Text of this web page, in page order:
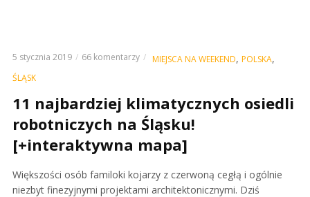
5 stycznia 2019 66 komentarzy MIEJSCA NA WEEKEND, POLSKA,
ŚLĄSK
11 najbardziej klimatycznych osiedli
robotniczych na Śląsku!
[+interaktywna mapa]
Większości osób familoki kojarzy z czerwoną cegłą i ogólnie
niezbyt finezyjnymi projektami architektonicznymi. Dziś